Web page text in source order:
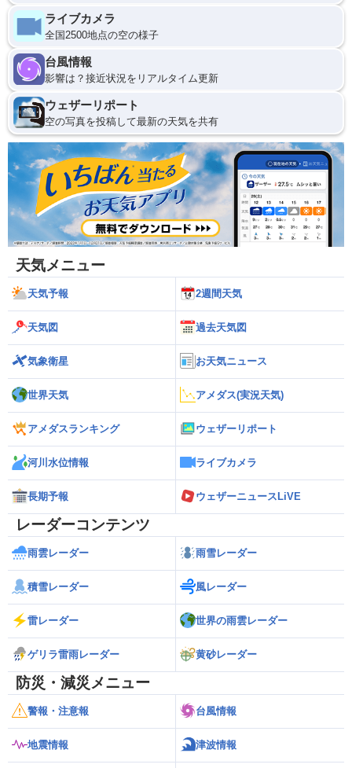
ライブカメラ
全国2500地点の空の様子
台風情報
影響は？接近状況をリアルタイム更新
ウェザーリポート
空の写真を投稿して最新の天気を共有
天気メニュー
天気予報 2週間天気
天気図 過去天気図
気象衛星 お天気ニュース
世界天気 アメダス(実況天気)
アメダスランキング ウェザーリポート
河川水位情報 ライブカメラ
長期予報 ウェザーニュースLiVE
レーダーコンテンツ
雨雲レーダー 雨雪レーダー
積雪レーダー 風レーダー
雷レーダー 世界の雨雲レーダー
ゲリラ雷雨レーダー 黄砂レーダー
防災・減災メニュー
警報・注意報 台風情報
地震情報 津波情報